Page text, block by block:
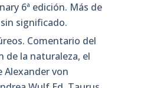
6ª edición. Más de
significado.
Comentario del
de la naturaleza, el
Alexander von